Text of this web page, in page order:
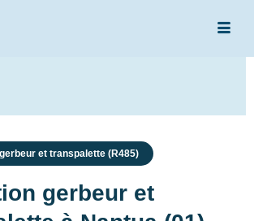
et transpalette (R485)
gerbeur et